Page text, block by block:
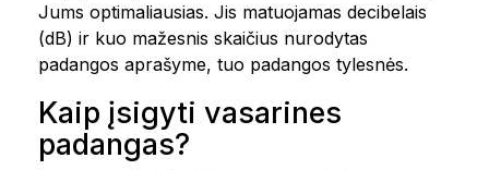
Jums optimaliausias. Jis matuojamas decibelais
(dB) ir kuo mažesnis skaičius nurodytas
padangos aprašyme, tuo padangos tylesnės.
Kaip įsigyti vasarines
padangas?